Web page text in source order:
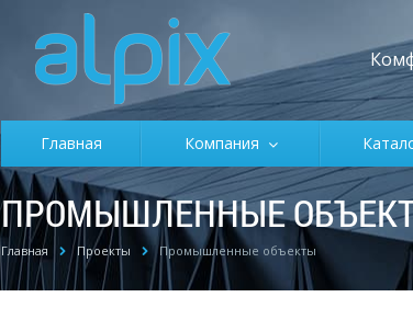
Главная Компания
ПРОМЫШЛЕННЫЕ
Главная Проекты Промышленные объекты